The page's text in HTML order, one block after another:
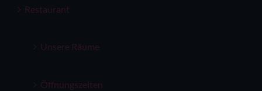
Restaurant
Unsere Räume
Öffnungszeiten